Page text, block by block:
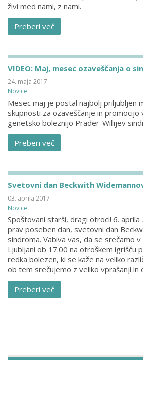
živi med nami, z nami.
Preberi več
VIDEO: Maj, mesec ozaveščanja o
24. maja 2017
Novice
Mesec maj je postal najbolj priljubljen
skupnosti za ozaveščanje in promocijo
genetsko boleznijo Prader-Willijev
Preberi več
Svetovni dan Beckwith
03. aprila 2017
Novice
Spoštovani starši, dragi otroci! 6.
prav poseben dan, svetovni dan
sindroma. Vabiva vas, da se srečamo
Ljubljani ob 17.00 na otroškem igrišču
redka bolezen, ki se kaže na veliko
ob tem srečujemo z veliko vprašanji in
Preberi več